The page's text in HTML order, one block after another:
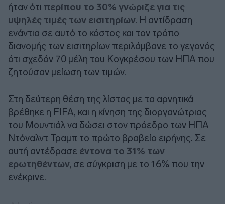
ήταν ότι περίπου το 30% γνώριζε για τις
υψηλές τιμές των εισιτηρίων. Η αντίδραση
ενάντια σε αυτό το κόστος και τον τρόπο
διανομής των εισιτηρίων περιλάμβανε το γεγονός
ότι σχεδόν 70 μέλη του Κογκρέσου των ΗΠΑ που
ζητούσαν μείωση των τιμών.
Στη δεύτερη θέση της λίστας με τα αρνητικά
βρέθηκε η FIFA, και η κίνηση της διοργανώτριας
του Μουντιάλ να δώσει στον πρόεδρο των ΗΠΑ
Ντόναλντ Τραμπ το πρώτο βραβείο ειρήνης. Σε
αυτή αντέδρασε έντονα το 31% των
ερωτηθέντων, σε σύγκριση με το 16% που την
ενέκρινε.